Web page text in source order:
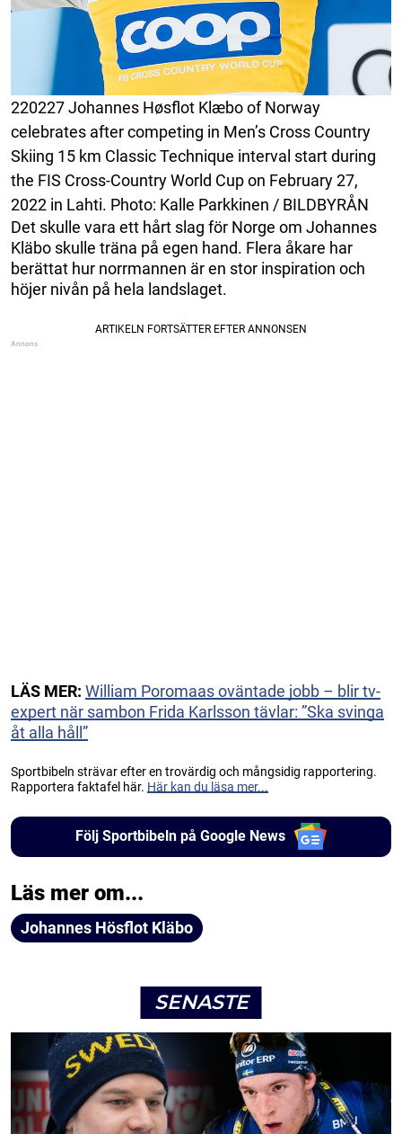
220227 Johannes Høsflot Klæbo of Norway
celebrates after competing in Men’s Cross Country
Skiing 15 km Classic Technique interval start during
the FIS Cross-Country World Cup on February 27,
2022 in Lahti. Photo: Kalle Parkkinen / BILDBYRÅN
Det skulle vara ett hårt slag för Norge om Johannes
Kläbo skulle träna på egen hand. Flera åkare har
berättat hur norrmannen är en stor inspiration och
höjer nivån på hela landslaget.
LÄS MER: William Poromaas oväntade jobb – blir tv-
expert när sambon Frida Karlsson tävlar: ”Ska svinga
åt alla håll”
Sportbibeln strävar efter en trovärdig och mångsidig rapportering.
Rapportera faktafel här. Här kan du läsa mer...
Följ Sportbibeln på Google News
Läs mer om...
Johannes Hösflot Kläbo
SENASTE